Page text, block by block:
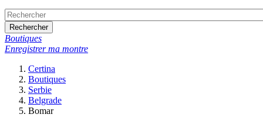
Rechercher
Boutiques
Enregistrer ma montre
Certina
Boutiques
Serbie
Belgrade
Bomar